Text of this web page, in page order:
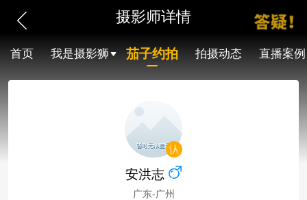
摄影师详情
首页 我是摄影狮 茄子约拍 拍摄动态 直播案例
安洪志
广东-广州